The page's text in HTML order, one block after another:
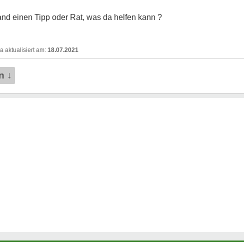
einen Tipp oder Rat, was da helfen kann ?
18.07.2021
↓